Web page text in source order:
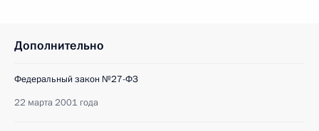
Дополнительно
Федеральный закон №27-ФЗ
22 марта 2001 года